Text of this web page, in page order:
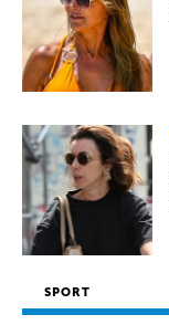
SPORT